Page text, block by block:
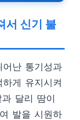
서 신기 불
난 통기성과
게 유지시켜
달리 땀이
발을 시원하